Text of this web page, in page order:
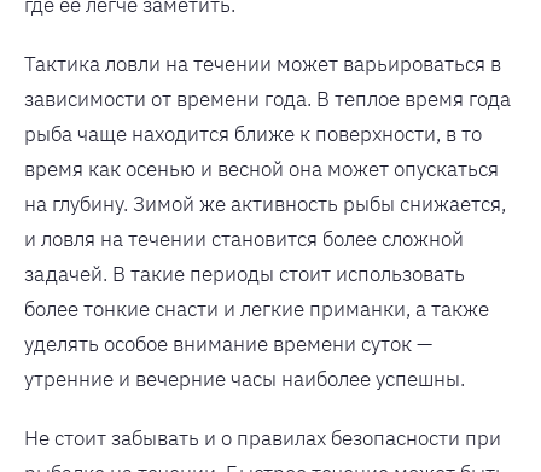
Тактика ловли на течении может варьироваться в
зависимости от времени года. В теплое время года
рыба чаще находится ближе к поверхности, в то
время как осенью и весной она может опускаться
на глубину. Зимой же активность рыбы снижается,
и ловля на течении становится более сложной
задачей. В такие периоды стоит использовать
более тонкие снасти и легкие приманки, а также
уделять особое внимание времени суток —
утренние и вечерние часы наиболее успешны.
Не стоит забывать и о правилах безопасности при